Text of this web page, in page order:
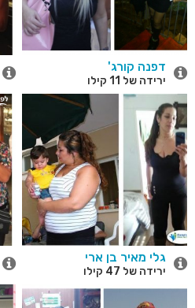
דפנה קורג'
ירידה של 11 קילו
גלי מאיר בן ארי
ירידה של 47 קילו